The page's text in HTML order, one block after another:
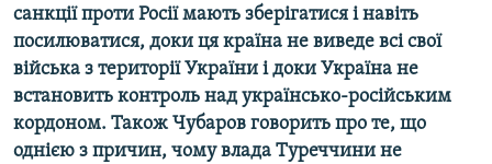
санкції проти Росії мають зберігатися і навіть
посилюватися, доки ця країна не виведе всі свої
війська з території України і доки Україна не
встановить контроль над українсько-російським
кордоном. Також Чубаров говорить про те, що
однією з причин, чому влада Туреччини не